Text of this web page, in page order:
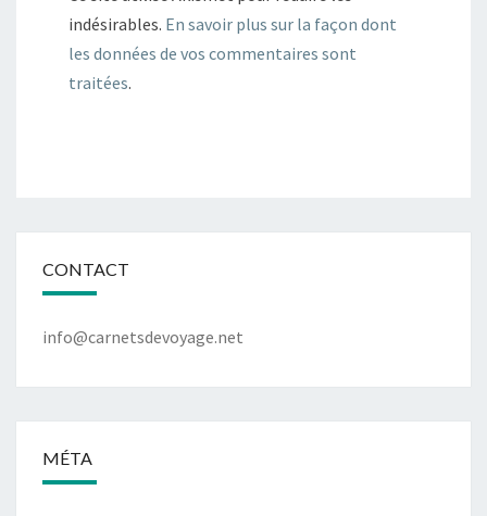
indésirables. En savoir plus sur la façon dont
les données de vos commentaires sont
traitées.
CONTACT
info@carnetsdevoyage.net
MÉTA